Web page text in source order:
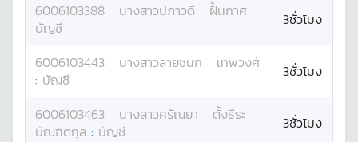
6006103388 นางสาวปภาวดี ฝั้นกาศ :
บัญชี
3ชั่วโมง
6006103443 นางสาวลายชนก
เทพวงศ์
: บัญชี 3ชั่วโมง
6006103463 นางสาวศรัณยา
ตั้งธีระ
บัณฑิตกุล : บัญชี 3ชั่วโมง